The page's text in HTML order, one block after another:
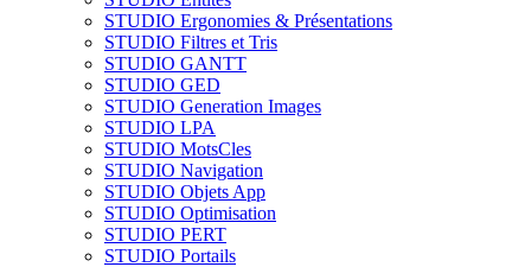
STUDIO Ergonomies & Présentations
STUDIO Filtres et Tris
STUDIO GANTT
STUDIO GED
STUDIO Generation Images
STUDIO LPA
STUDIO MotsCles
STUDIO Navigation
STUDIO Objets App
STUDIO Optimisation
STUDIO PERT
STUDIO Portails